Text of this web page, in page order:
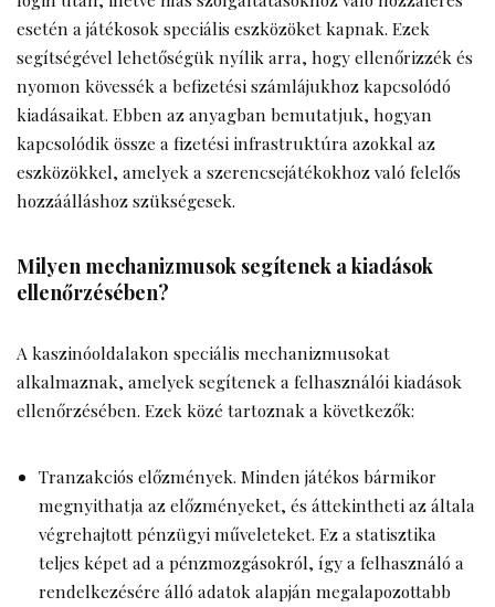
esetén a játékosok speciális eszközöket kapnak. Ezek
segítségével lehetőségük nyílik arra, hogy ellenőrizzék és
nyomon kövessék a befizetési számlájukhoz kapcsolódó
kiadásaikat. Ebben az anyagban bemutatjuk, hogyan
kapcsolódik össze a fizetési infrastruktúra azokkal az
eszközökkel, amelyek a szerencsejátékokhoz való felelős
hozzáálláshoz szükségesek.
Milyen mechanizmusok segítenek a kiadások
ellenőrzésében?
A kaszinóoldalakon speciális mechanizmusokat
alkalmaznak, amelyek segítenek a felhasználói kiadások
ellenőrzésében. Ezek közé tartoznak a következők:
Tranzakciós előzmények. Minden játékos bármikor
megnyithatja az előzményeket, és áttekintheti az általa
végrehajtott pénzügyi műveleteket. Ez a statisztika
teljes képet ad a pénzmozgásokról, így a felhasználó a
rendelkezésére álló adatok alapján megalapozottabb